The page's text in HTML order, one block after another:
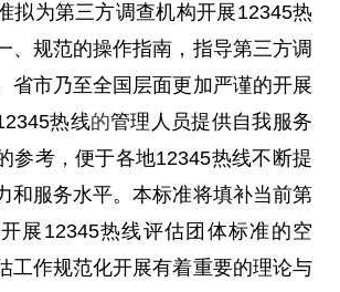
拟为第三方调查机构开展12345热
、规范的操作指南，指导第三方调
省市乃至全国层面更加严谨的开展
热线的管理人员提供自我服务
参考，便于各地12345热线不断提
和服务水平。本标准将填补当前第
展12345热线评估团体标准的空
工作规范化开展有着重要的理论与